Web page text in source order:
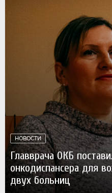
НОВОСТИ
Главврача ОКБ
онкодиспансера для
двух больниц